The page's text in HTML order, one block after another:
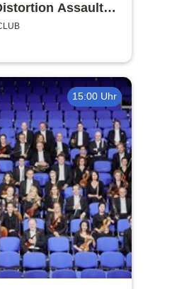
Assault
15:00 Uhr